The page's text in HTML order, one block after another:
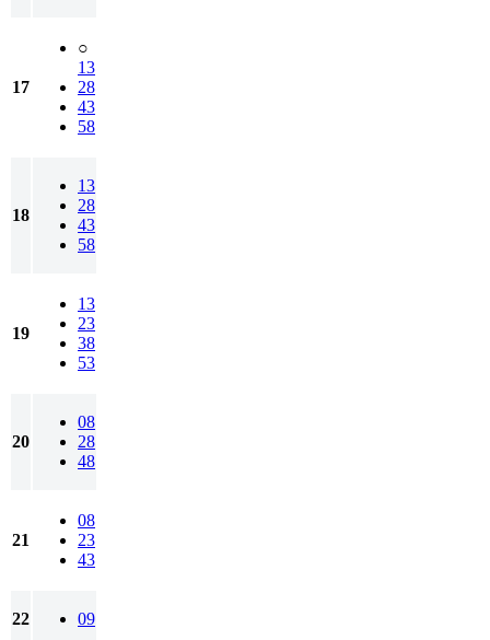
17
○
13
28
43
58
18
13
28
43
58
19
13
23
38
53
20
08
28
48
21
08
23
43
22 09